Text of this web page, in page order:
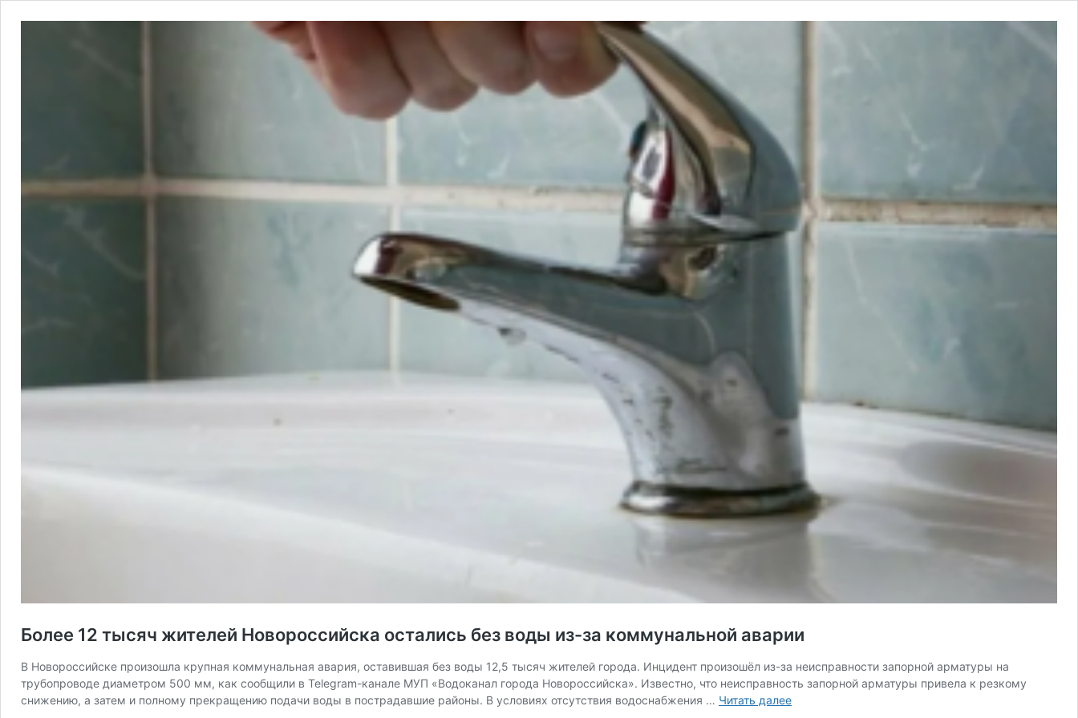
Более 12 тысяч жителей Новороссийска остались без воды из-за коммунальной аварии
В Новороссийске произошла крупная коммунальная авария, оставившая без воды 12,5 тысяч жителей города. Инцидент произошёл из-за неисправности запорной арматуры на
трубопроводе диаметром 500 мм, как сообщили в Telegram-канале МУП «Водоканал города Новороссийска». Известно, что неисправность запорной арматуры привела к резкому
снижению, а затем и полному прекращению подачи воды в пострадавшие районы. В условиях отсутствия водоснабжения … Читать далееБолее